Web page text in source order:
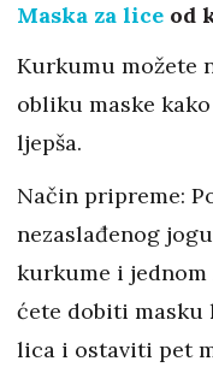
Maska za lice od
Kurkumu možete
obliku maske
ljepša.
Način pripreme:
nezaslađenog
kurkume i jednom
ćete dobiti masku
lica i ostaviti pet